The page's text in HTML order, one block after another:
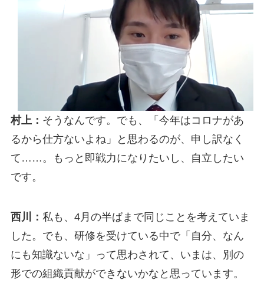
村上： そうなんです。でも、「今年はコロナがあ
るから仕方ないよね」と思わるのが、申し訳なく
て……。もっと即戦力になりたいし、自立したい
です。
西川： 私も、4月の半ばまで同じことを考えていま
した。でも、研修を受けている中で「自分、なん
にも知識ないな」って思わされて、いまは、別の
形での組織貢献ができないかなと思っています。